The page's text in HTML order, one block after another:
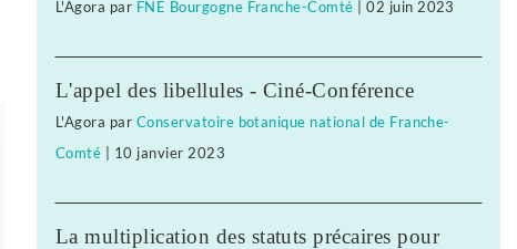
L'Agora par FNE Bourgogne Franche-Comté |02 juin 2023
L'appel des libellules - Ciné-Conférence
L'Agora par Conservatoire botanique national de Franche-
Comté
10 janvier 2023
La multiplication des statuts précaires pour